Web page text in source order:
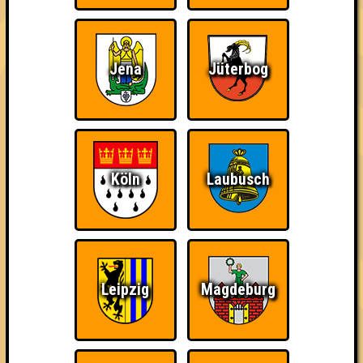
12 11 11 34
2. ohne Smartphone aufgeschmissen
11 13 34
2. Wurstbrot
2. fickende Hölle
12 12 10 34
3. Fango am Mars
13 33
4. Obi-Wan jeht knobeln
30
5. Ääähüüyk!!!
7
5. Team Tworette... Scheiße
Jena Jüterbog
Köln Laubusch
Leipzig Magdeburg